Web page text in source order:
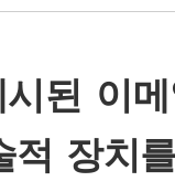
된 이
적 장치